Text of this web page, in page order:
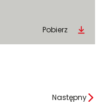
Pobierz
Następny